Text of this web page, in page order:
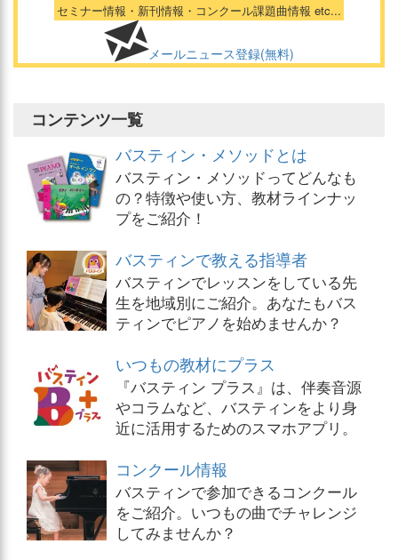
セミナー情報・新刊情報・コンクール課題曲情報 etc...
メールニュース登録(無料)
コンテンツ一覧
バスティン・メソッドとは
バスティン・メソッドってどんなも
の？特徴や使い方、教材ラインナッ
プをご紹介！
バスティンで教える指導者
バスティンでレッスンをしている先
生を地域別にご紹介。あなたもバス
ティンでピアノを始めませんか？
いつもの教材にプラス
『バスティン プラス』は、伴奏音源
やコラムなど、バスティンをより身
近に活用するためのスマホアプリ。
コンクール情報
バスティンで参加できるコンクール
をご紹介。いつもの曲でチャレンジ
してみませんか？